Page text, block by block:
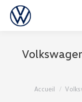
Vous êtes ici :
Accueil